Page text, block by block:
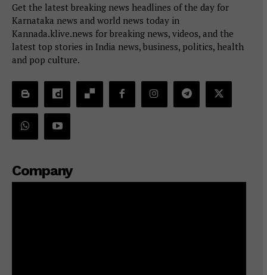
Get the latest breaking news headlines of the day for
Karnataka news and world news today in
Kannada.klive.news for breaking news, videos, and the
latest top stories in India news, business, politics, health
and pop culture.
Company